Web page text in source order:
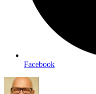
Facebook